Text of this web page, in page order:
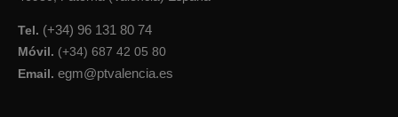
Tel. (+34) 96 131 80 74
Móvil. (+34) 687 42 05 80
Email. egm@ptvalencia.es